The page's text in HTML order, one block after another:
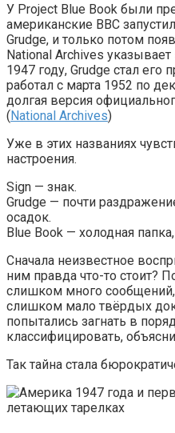
У Project Blue Book были
американские ВВС
Grudge, и только потом
National Archives указывает
1947 году, Grudge стал
работал с марта 1952 по
долгая версия
( National Archives)
Уже в этих названиях
настроения.
Sign — знак.
Grudge — почти
осадок.
Blue Book — холодная
Сначала неизвестное
ним правда что-то стоит?
слишком много
слишком мало твёрдых
попытались загнать в
классифицировать,
Так тайна стала